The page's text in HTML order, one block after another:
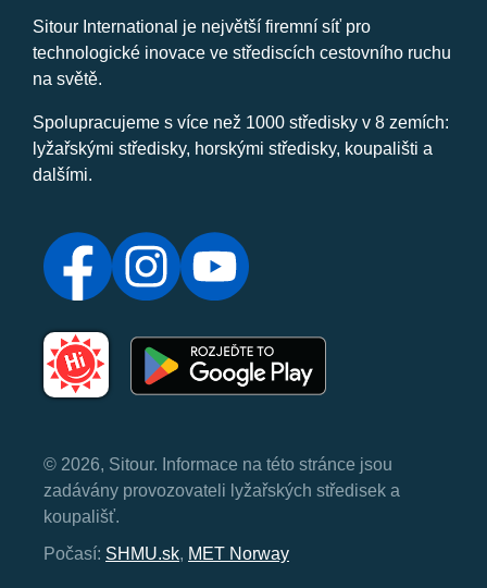
Sitour International je největší firemní síť pro
technologické inovace ve střediscích cestovního ruchu
na světě.
Spolupracujeme s více než 1000 středisky v 8 zemích:
lyžařskými středisky, horskými středisky, koupališti a
dalšími.
© 2026, Sitour. Informace na této stránce jsou
zadávány provozovateli lyžařských středisek a
koupališť.
Počasí: SHMU.sk, MET Norway